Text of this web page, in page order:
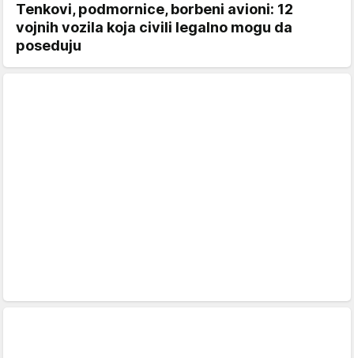
Tenkovi, podmornice, borbeni avioni: 12
vojnih vozila koja civili legalno mogu da
poseduju